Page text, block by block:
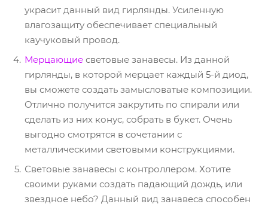
украсит данный вид гирлянды. Усиленную
влагозащиту обеспечивает специальный
каучуковый провод.
Мерцающие световые занавесы. Из данной
гирлянды, в которой мерцает каждый 5-й диод,
вы сможете создать замысловатые композиции.
Отлично получится закрутить по спирали или
сделать из них конус, собрать в букет. Очень
выгодно смотрятся в сочетании с
металлическими световыми конструкциями.
Световые занавесы с контроллером. Хотите
своими руками создать падающий дождь, или
звездное небо? Данный вид занавеса способен